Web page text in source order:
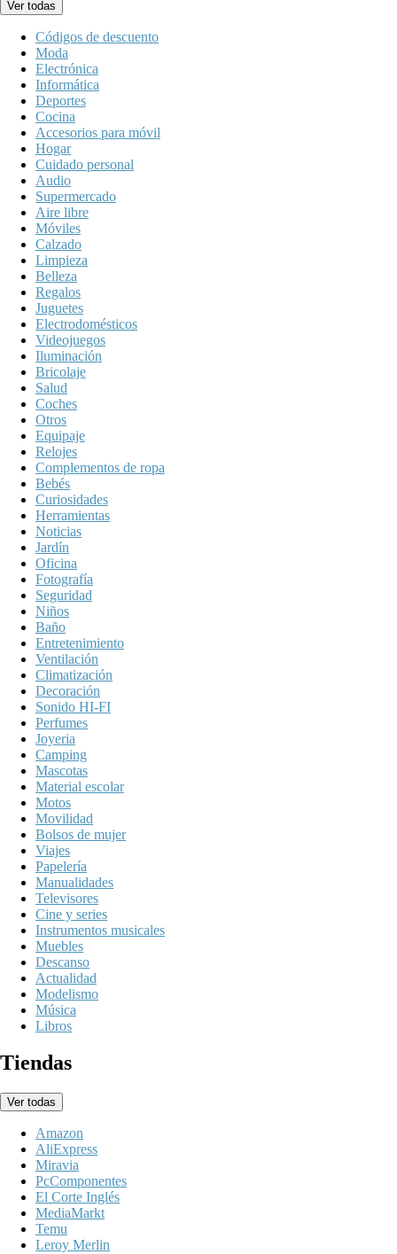
Ver todas
Códigos de descuento
Moda
Electrónica
Informática
Deportes
Cocina
Accesorios para móvil
Hogar
Cuidado personal
Audio
Supermercado
Aire libre
Móviles
Calzado
Limpieza
Belleza
Regalos
Juguetes
Electrodomésticos
Videojuegos
Iluminación
Bricolaje
Salud
Coches
Otros
Equipaje
Relojes
Complementos de ropa
Bebés
Curiosidades
Herramientas
Noticias
Jardín
Oficina
Fotografía
Seguridad
Niños
Baño
Entretenimiento
Ventilación
Climatización
Decoración
Sonido HI-FI
Perfumes
Joyeria
Camping
Mascotas
Material escolar
Motos
Movilidad
Bolsos de mujer
Viajes
Papelería
Manualidades
Televisores
Cine y series
Instrumentos musicales
Muebles
Descanso
Actualidad
Modelismo
Música
Libros
Tiendas
Ver todas
Amazon
AliExpress
Miravia
PcComponentes
El Corte Inglés
MediaMarkt
Temu
Leroy Merlin